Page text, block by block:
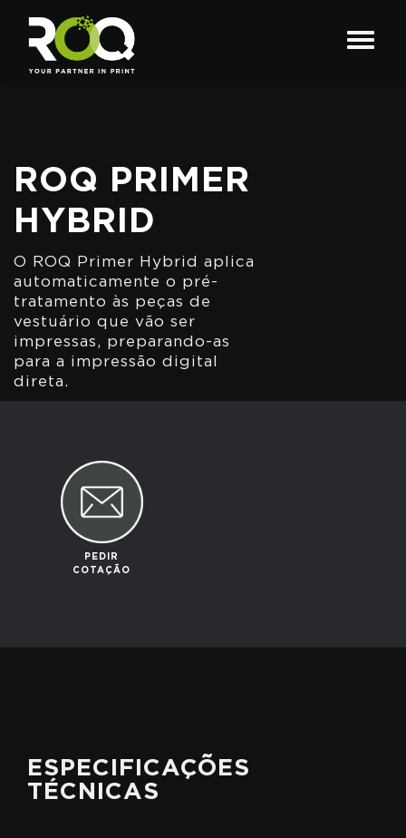
ROQ PRIMER
HYBRID
O ROQ Primer Hybrid aplica
automaticamente o pré-
tratamento às peças de
vestuário que vão ser
impressas, preparando-as
para a impressão digital
direta.
PEDIR
COTAÇÃO
ESPECIFICAÇÕES
TÉCNICAS